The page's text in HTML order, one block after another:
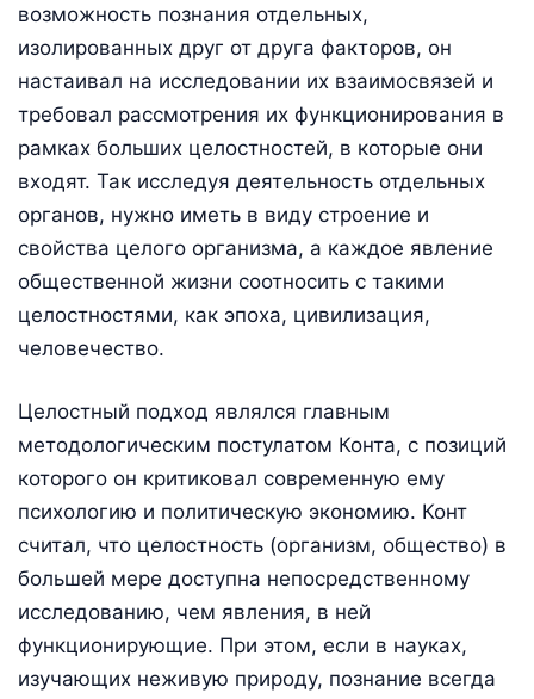
возможность познания отдельных,
изолированных друг от друга факторов, он
настаивал на исследовании их взаимосвязей и
требовал рассмотрения их функционирования в
рамках больших целостностей, в которые они
входят. Так исследуя деятельность отдельных
органов, нужно иметь в виду строение и
свойства целого организма, а каждое явление
общественной жизни соотносить с такими
целостностями, как эпоха, цивилизация,
человечество.
Целостный подход являлся главным
методологическим постулатом Конта, с позиций
которого он критиковал современную ему
психологию и политическую экономию. Конт
считал, что целостность (организм, общество) в
большей мере доступна непосредственному
исследованию, чем явления, в ней
функционирующие. При этом, если в науках,
изучающих неживую природу, познание всегда